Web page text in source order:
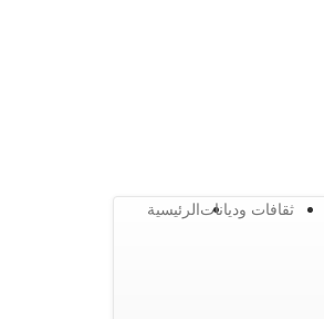
الرئيسيةثقافات وديانات